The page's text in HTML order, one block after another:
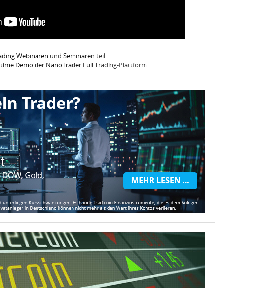
Webinaren und Seminaren teil.
Demo der NanoTrader FullTrading-Plattform.